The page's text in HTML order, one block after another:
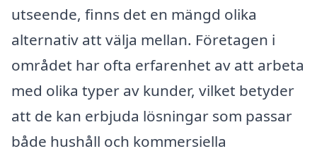
utseende, finns det en mängd olika
alternativ att välja mellan. Företagen i
området har ofta erfarenhet av att arbeta
med olika typer av kunder, vilket betyder
att de kan erbjuda lösningar som passar
både hushåll och kommersiella